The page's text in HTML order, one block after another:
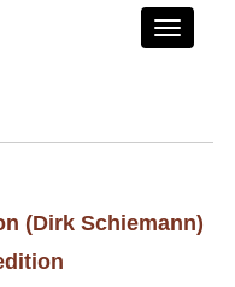
Toggle
(Dirk Schiemann)